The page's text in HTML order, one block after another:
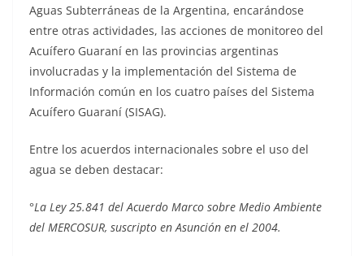
Aguas Subterráneas de la Argentina, encarándose
entre otras actividades, las acciones de monitoreo del
Acuífero Guaraní en las provincias argentinas
involucradas y la implementación del Sistema de
Información común en los cuatro países del Sistema
Acuífero Guaraní (SISAG).
Entre los acuerdos internacionales sobre el uso del
agua se deben destacar:
°La Ley 25.841 del Acuerdo Marco sobre Medio Ambiente
del MERCOSUR, suscripto en Asunción en el 2004.